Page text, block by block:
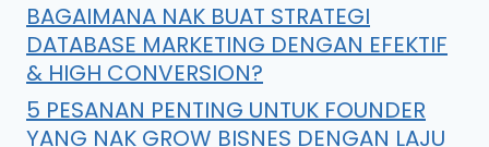
BAGAIMANA NAK BUAT STRATEGI
DATABASE MARKETING DENGAN EFEKTIF
& HIGH CONVERSION?
5 PESANAN PENTING UNTUK FOUNDER
YANG NAK GROW BISNES DENGAN LAJU